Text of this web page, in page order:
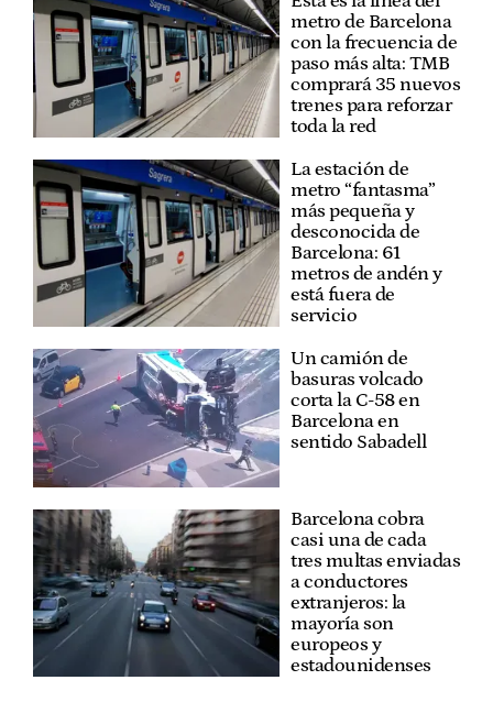
metro de Barcelona
con la frecuencia de
paso más alta: TMB
comprará 35 nuevos
trenes para reforzar
toda la red
La estación de
metro “fantasma”
más pequeña y
desconocida de
Barcelona: 61
metros de andén y
está fuera de
servicio
Un camión de
basuras volcado
corta la C-58 en
Barcelona en
sentido Sabadell
Barcelona cobra
casi una de cada
tres multas enviadas
a conductores
extranjeros: la
mayoría son
europeos y
estadounidenses